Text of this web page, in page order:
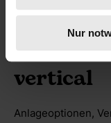
Nur
Über
vertical
Anlageoptionen,